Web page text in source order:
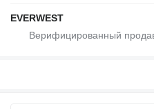
EVERWEST